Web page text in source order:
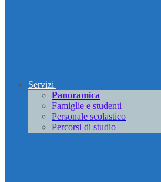
Servizi
Panoramica
Famiglie e studenti
Personale scolastico
Percorsi di studio